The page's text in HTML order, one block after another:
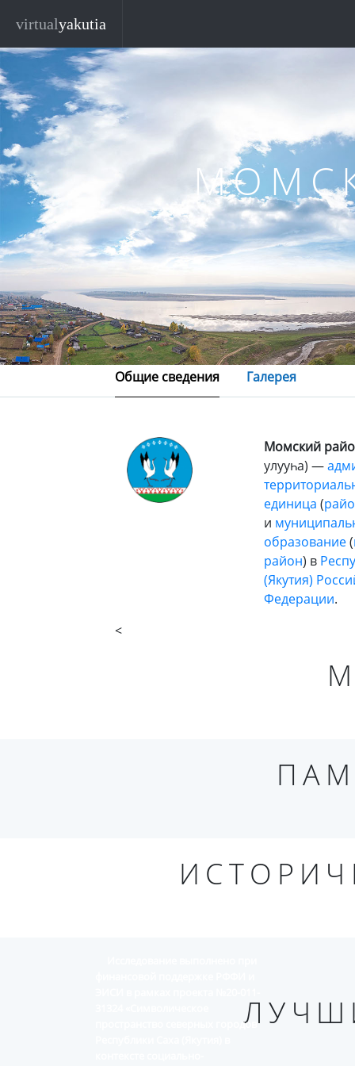
virtualyakutia
Общие сведения Галерея
Момский
улууһа) —
единица (
и
образование(
район) в
(Якутия)
Федерации.
<
пространство северных городов